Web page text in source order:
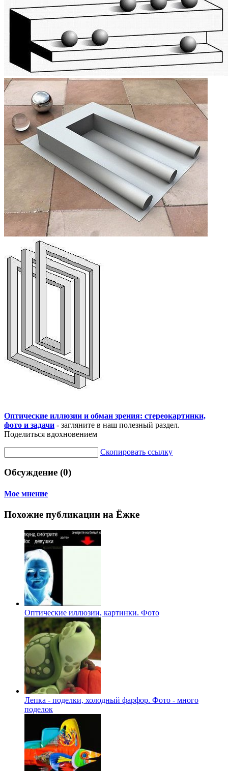
Оптические иллюзии и обман зрения: стереокартинки,
фото и задачи - загляните в наш полезный раздел.
Поделиться вдохновением
Скопировать ссылку
Обсуждение (0)
Мое мнение
Похожие публикации на Ёжке
Оптические иллюзии, картинки. Фото
Лепка - поделки, холодный фарфор. Фото - много
поделок